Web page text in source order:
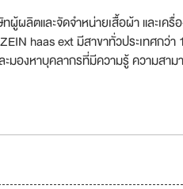
ทผู้ผลิตและจัดจำหน่ายเสื้อผ้า และเค
haas ext มีสาขาทั่วประเทศกว่า
มองหาบุคลากรที่มีความรู้ ความสาม
แต่งกายชั้นนำในประเทศ มีแบรนด์เสื้
สาขา และมีธุรกิจ Resort ในเครือ บ
ะมีความสนใจในงานด้านแฟชั่น มาร่
ไปนี้